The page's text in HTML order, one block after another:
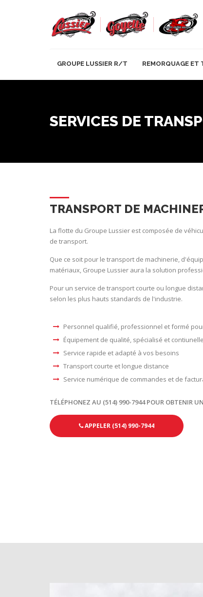
GROUPE LUSSIER R/T REMORQUAGE ET
SERVICES DE
TRANSPORT DE
La flotte du Groupe Lussier est composée de
de transport.
Que ce soit pour le transport de machinerie,
matériaux, Groupe Lussier aura la solution
Pour un service de transport courte ou longue
selon les plus hauts standards de l'industrie.
Personnel qualifié, professionnel et formé
Équipement de qualité, spécialisé et
Service rapide et adapté à vos besoins
Transport courte et longue distance
Service numérique de commandes et de
TÉLÉPHONEZ AU (514) 990-7944 POUR OBTENIR
APPELER (514) 990-7944